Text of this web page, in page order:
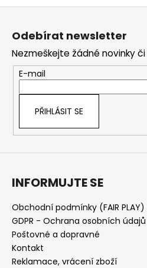
Z
Odebírat newsletter
Nezmeškejte žádné novinky
E-mail
PŘIHLÁSIT SE
INFORMUJTE SE
Obchodní podmínky (FAIR PLAY)
GDPR - Ochrana osobních údajů
Poštovné a dopravné
Kontakt
Reklamace, vrácení zboží